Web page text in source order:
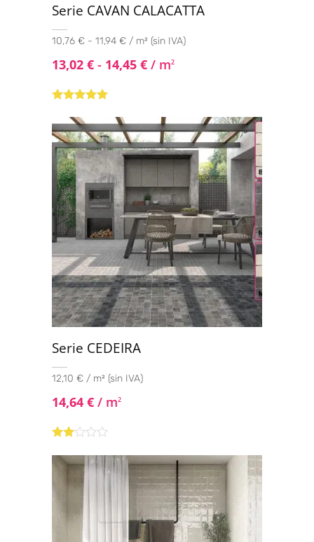
Serie CAVAN CALACATTA
10,76 € - 11,94 € / m² (sin IVA)
13,02 € - 14,45 € / m2
5.00de 5
Serie CEDEIRA
12,10 € / m² (sin IVA)
14,64 € / m2
con
2.00